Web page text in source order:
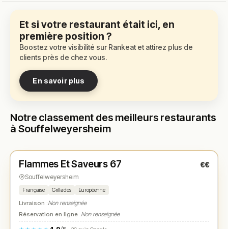
Et si votre restaurant était ici, en
première position ?
Boostez votre visibilité sur Rankeat et attirez plus de
clients près de chez vous.
En savoir plus
Notre classement des meilleurs restaurants
à Souffelweyersheim
★ N° 1
Flammes Et Saveurs 67 €€
Souffelweyersheim
Française Grillades Européenne
Livraison :Non renseignée
Réservation en ligne :Non renseignée